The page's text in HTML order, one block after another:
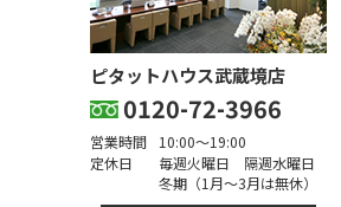
ピタットハウス武蔵境店
0120-72-3966
営業時間
10:00～19:00
定休日
毎週火曜日 隔週水曜日
冬期（1月～3月は無休）